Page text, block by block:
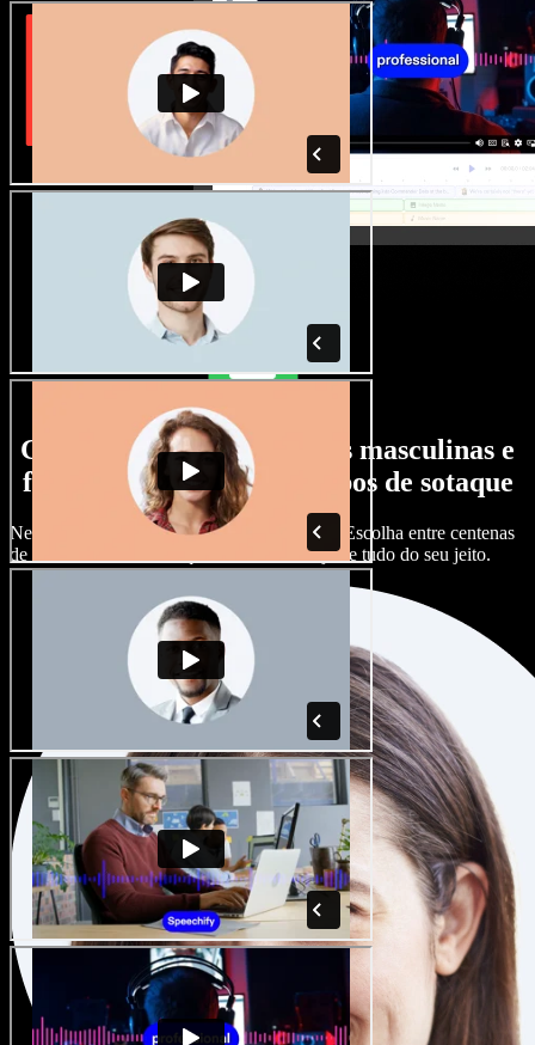
Grande variedade de vozes masculinas e
femininas, com todos os tipos de sotaque
Nenhum projeto precisa soar igual ao outro. Escolha entre centenas
de vozes com IA e sotaques diferentes e ajuste tudo do seu jeito.